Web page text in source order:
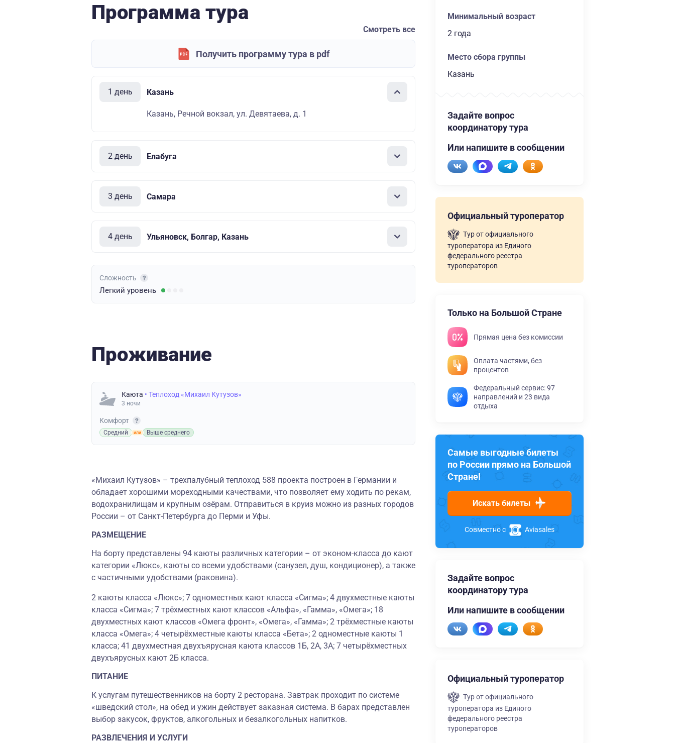
Программа тура
Смотреть все
Получить программу тура в pdf
1 день Казань
Казань, Речной вокзал, ул. Девятаева, д. 1
2 день Елабуга
3 день Самара
4 день Ульяновск, Болгар, Казань
Сложность
Легкий уровень
Проживание
Каюта • Теплоход «Михаил Кутузов»
3 ночи
Комфорт
Средний Выше среднего
«Михаил Кутузов» – трехпалубный теплоход 588 проекта построен в Германии и
обладает хорошими мореходными качествами, что позволяет ему ходить по рекам,
водохранилищам и крупным озёрам. Отправиться в круиз можно из разных городов
России – от Санкт-Петербурга до Перми и Уфы.
РАЗМЕЩЕНИЕ
На борту представлены 94 каюты различных категории – от эконом-класса до кают
категории «Люкс», каюты со всеми удобствами (санузел, душ, кондиционер), а также
с частичными удобствами (раковина).
2 каюты класса «Люкс»; 7 одноместных кают класса «Сигма»; 4 двухместные каюты
класса «Сигма»; 7 трёхместных кают классов «Альфа», «Гамма», «Омега»; 18
двухместных кают классов «Омега фронт», «Омега», «Гамма»; 2 трёхместные каюты
класса «Омега»; 4 четырёхместные каюты класса «Бета»; 2 одноместные каюты 1
класса; 41 двухместная двухъярусная каюта классов 1Б, 2А, 3А; 7 четырёхместных
двухъярусных кают 2Б класса.
ПИТАНИЕ
К услугам путешественников на борту 2 ресторана. Завтрак проходит по системе
«шведский стол», на обед и ужин действует заказная система. В барах представлен
выбор закусок, фруктов, алкогольных и безалкогольных напитков.
РАЗВЛЕЧЕНИЯ И УСЛУГИ
Минимальный возраст
2 года
Место сбора группы
Казань
Задайте вопрос
координатору тура
Или напишите в сообщении
Официальный туроператор
Тур от официального
туроператора из Единого
федерального реестра
туроператоров
Только на Большой Стране
Прямая цена без комиссии
Оплата частями, без
процентов
Федеральный сервис: 97
направлений и 23 вида
отдыха
Самые выгодные билеты
по России прямо на Большой
Стране!
Искать билеты
Совместно с Aviasales
Задайте вопрос
координатору тура
Или напишите в сообщении
Официальный туроператор
Тур от официального
туроператора из Единого
федерального реестра
туроператоров